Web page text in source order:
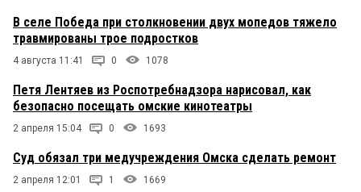
В селе Победа при столкновении двух мопедов тяжело
травмированы трое подростков
4 августа 11:41 0 1078
Петя Лентяев из Роспотребнадзора нарисовал, как
безопасно посещать омские кинотеатры
2 апреля 15:04 0 1693
Суд обязал три медучреждения Омска сделать ремонт
2 апреля 12:01 1 1669